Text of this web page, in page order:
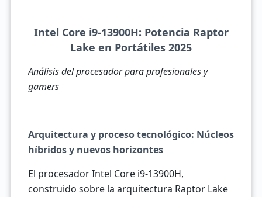
Intel Core i9-13900H: Potencia Raptor
Lake en Portátiles 2025
Análisis del procesador para profesionales y
gamers
Arquitectura y proceso tecnológico: Núcleos
híbridos y nuevos horizontes
El procesador Intel Core i9-13900H,
construido sobre la arquitectura Raptor Lake